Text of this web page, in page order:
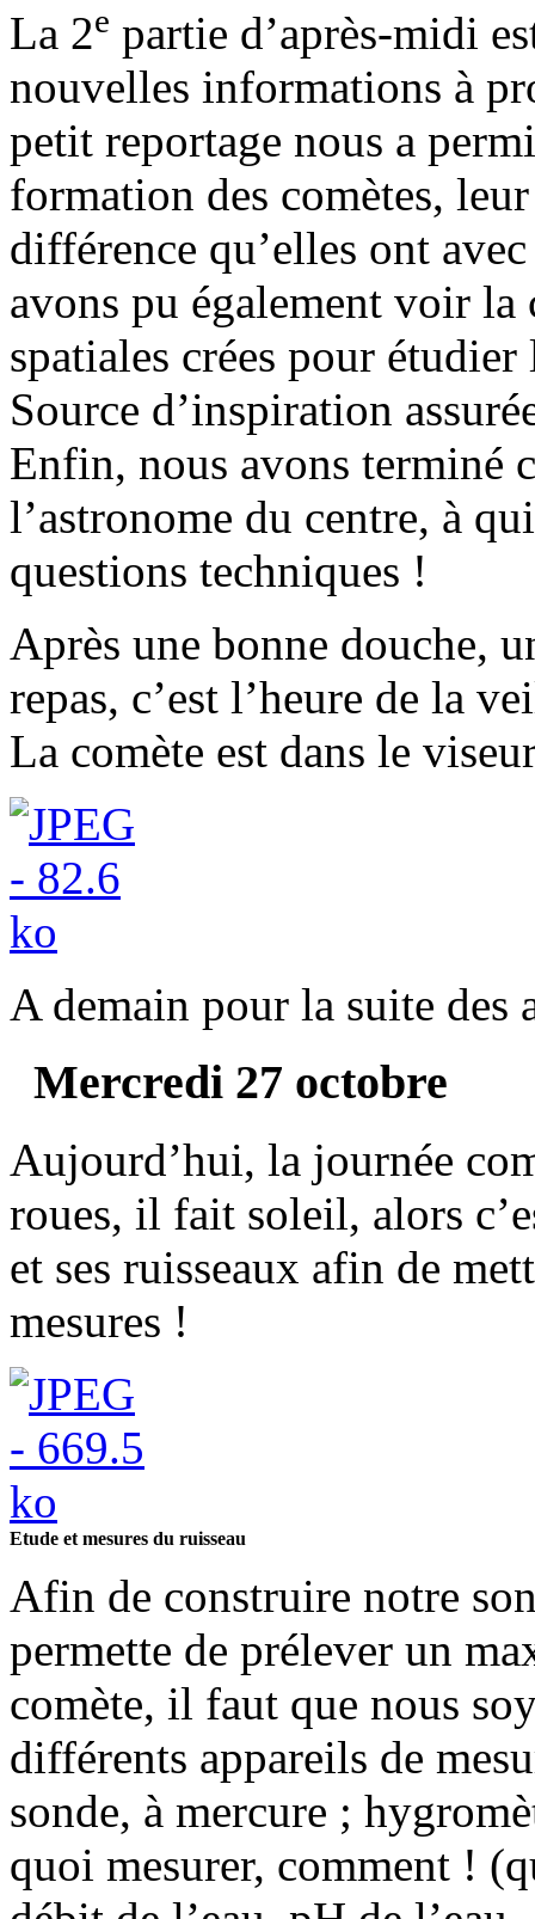
La 2e partie d’après-midi
nouvelles informations à
petit reportage nous a
formation des comètes,
différence qu’elles ont
avons pu également voir la
spatiales crées pour étudier
Source d’inspiration
Enfin, nous avons terminé
l’astronome du centre, à
questions techniques !
Après une bonne douche,
repas, c’est l’heure de la
La comète est dans le
A demain pour la suite des
Mercredi 27 octobre
Aujourd’hui, la journée
roues, il fait soleil, alors
et ses ruisseaux afin de
mesures !
Etude et mesures du ruisseau
Afin de construire notre
permette de prélever un
comète, il faut que nous
différents appareils de
sonde, à mercure ;
quoi mesurer, comment !